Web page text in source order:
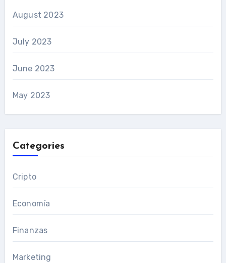
August 2023
July 2023
June 2023
May 2023
Categories
Cripto
Economía
Finanzas
Marketing